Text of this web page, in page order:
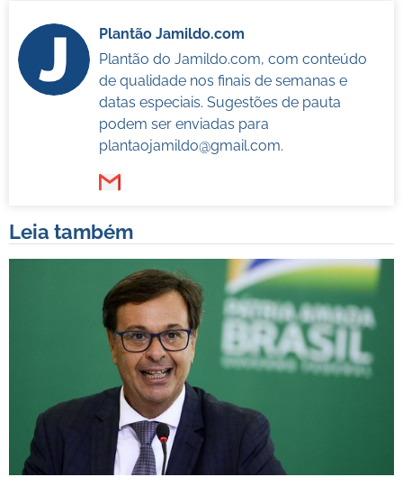
Plantão Jamildo.com
Plantão do Jamildo.com, com conteúdo
de qualidade nos finais de semanas e
datas especiais. Sugestões de pauta
podem ser enviadas para
plantaojamildo@gmail.com.
Leia também